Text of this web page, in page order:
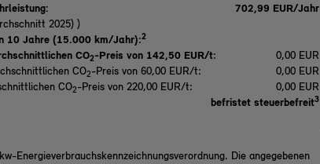
702,99 EUR/Jahr
2025) )
10 Jahre (15.000 km/Jahr):2
CO2-Preis von 142,50 EUR/t:
0,00 EUR
CO2-Preis von 60,00 EUR/t:
0,00 EUR
CO2-Preis von 220,00 EUR/t:
0,00 EUR
befristet steuerbefreit3
Energieverbrauchskennzeichnungsverordnung. Die angegebenen